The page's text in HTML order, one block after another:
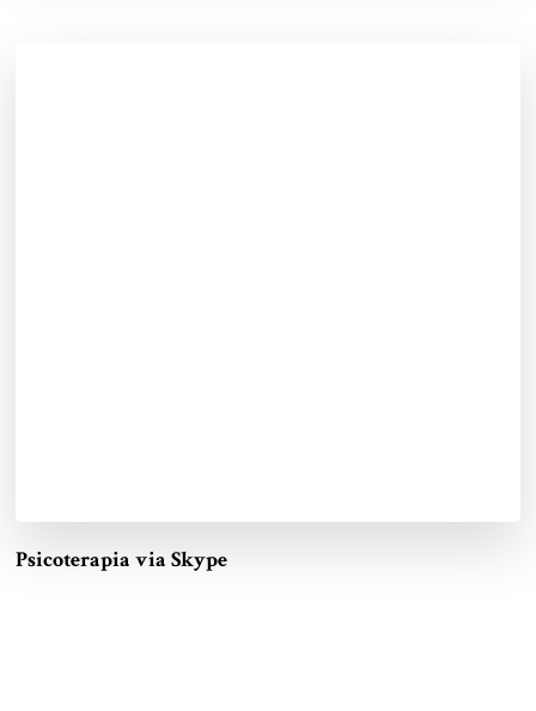
Psicoterapia via Skype